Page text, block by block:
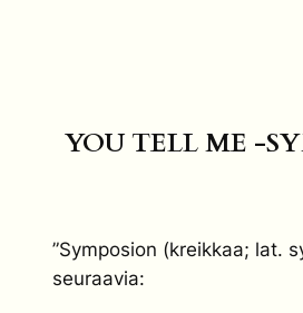
YOU TELL ME -
”Symposion (kreikkaa; lat.
seuraavia: